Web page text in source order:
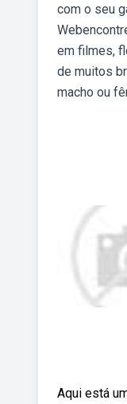
com o seu
em filmes,
de muitos
macho ou
Aqui está